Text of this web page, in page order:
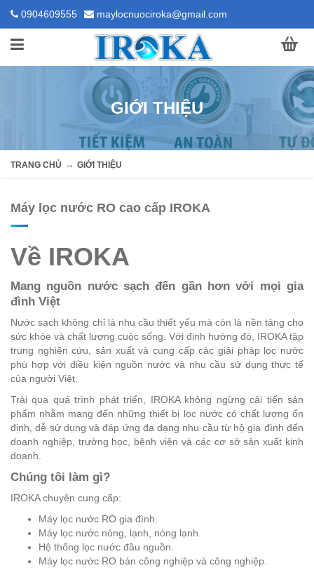
0904609555 maylocnuociroka@gmail.com
GIỚI THIỆU
TRANG CHỦ → GIỚI THIỆU
Máy lọc nước RO cao cấp IROKA
Về IROKA
Mang nguồn nước sạch đến gần hơn với mọi gia
đình Việt
Nước sạch không chỉ là nhu cầu thiết yếu mà còn là nền tảng cho
sức khỏe và chất lượng cuộc sống. Với định hướng đó, IROKA tập
trung nghiên cứu, sản xuất và cung cấp các giải pháp lọc nước
phù hợp với điều kiện nguồn nước và nhu cầu sử dụng thực tế
của người Việt.
Trải qua quá trình phát triển, IROKA không ngừng cải tiến sản
phẩm nhằm mang đến những thiết bị lọc nước có chất lượng ổn
định, dễ sử dụng và đáp ứng đa dạng nhu cầu từ hộ gia đình đến
doanh nghiệp, trường học, bệnh viện và các cơ sở sản xuất kinh
doanh.
Chúng tôi làm gì?
IROKA chuyên cung cấp:
Máy lọc nước RO gia đình.
Máy lọc nước nóng, lạnh, nóng lạnh.
Hệ thống lọc nước đầu nguồn.
Máy lọc nước RO bán công nghiệp và công nghiệp.